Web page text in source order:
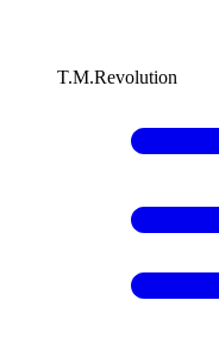
T.M.Revolution